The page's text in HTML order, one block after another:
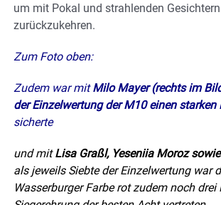
um mit Pokal und strahlenden Gesichtern
zurückzukehren.
Zum Foto oben:
Zudem war mitMilo Mayer (rechts im
der Einzelwertung der M10 einen starken
sicherte
und mitLisa Graßl, Yeseniia Moroz
als jeweils Siebte der Einzelwertung war
Wasserburger Farbe rot zudem noch drei